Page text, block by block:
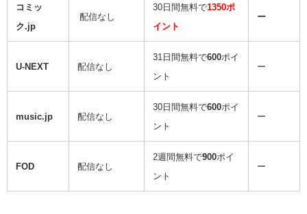
コミッ
ク.jp
配信なし
30日間無料で1350ポ
イント
ー
U-NEXT 配信なし
31日間無料で600ポイ
ント
ー
music.jp 配信なし
30日間無料で600ポイ
ント
ー
FOD 配信なし
2週間無料で900ポイ
ント
ー